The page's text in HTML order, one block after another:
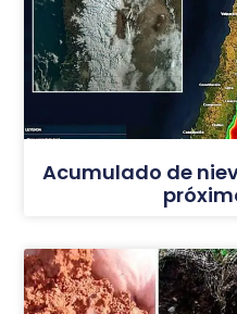
Acumulado de